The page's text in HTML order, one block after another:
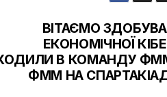
ВІТАЄМО
ЕКОНОМІЧНОЇ
В КОМАНДУ
ФММ НА